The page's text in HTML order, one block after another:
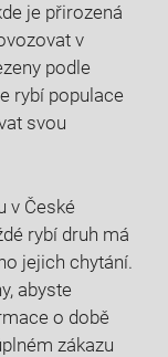
⁣je přirozená
v
podle
rybí populace⁤
svou
v České
⁢rybí druh má
jejich chytání.
abyste​
o době
⁤zákazu